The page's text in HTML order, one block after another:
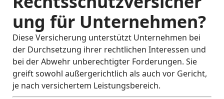
ung für Unternehmen?
Diese Versicherung unterstützt Unternehmen bei
der Durchsetzung ihrer rechtlichen Interessen und
bei der Abwehr unberechtigter Forderungen. Sie
greift sowohl außergerichtlich als auch vor Gericht,
je nach versichertem Leistungsbereich.